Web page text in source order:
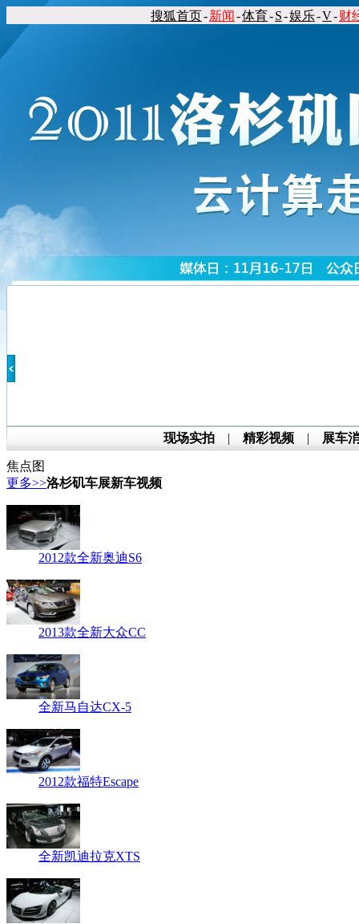
搜狐首页-新闻 -体育-S-娱乐-V-财
现场实拍 | 精彩视频 | 展车
焦点图
更多>>洛杉矶车展新车视频
2012款全新奥迪S6
2013款全新大众CC
全新马自达CX-5
2012款福特Escape
全新凯迪拉克XTS